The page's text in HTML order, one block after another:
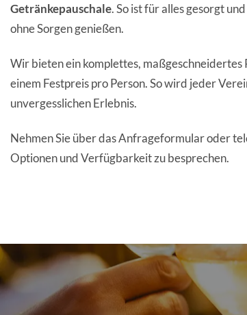
Getränkepauschale. So ist für alles gesorgt
ohne Sorgen genießen.
Wir bieten ein komplettes, maßgeschneidertes
einem Festpreis pro Person. So wird jeder
unvergesslichen Erlebnis.
Nehmen Sie über das Anfrageformular oder
Optionen und Verfügbarkeit zu besprechen.